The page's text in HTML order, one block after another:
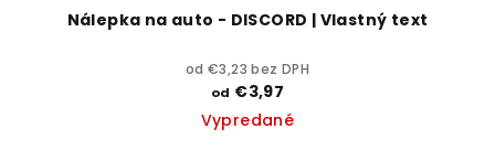
Nálepka na auto - DISCORD | Vlastný text
od €3,23 bez DPH
od €3,97
Vypredané